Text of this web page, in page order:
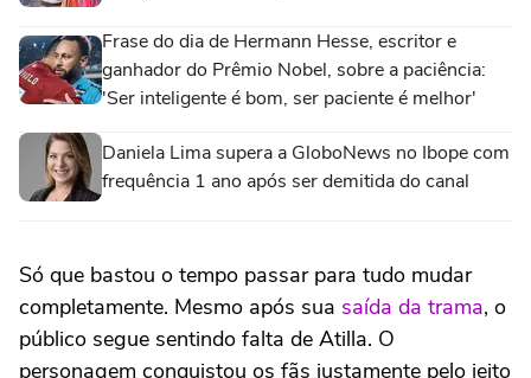
Frase do dia de Hermann Hesse, escritor e
ganhador do Prêmio Nobel, sobre a paciência:
'Ser inteligente é bom, ser paciente é melhor'
Daniela Lima supera a GloboNews no Ibope com
frequência 1 ano após ser demitida do canal
Só que bastou o tempo passar para tudo mudar
completamente. Mesmo após sua saída da trama, o
público segue sentindo falta de Atilla. O
personagem conquistou os fãs justamente pelo jeito